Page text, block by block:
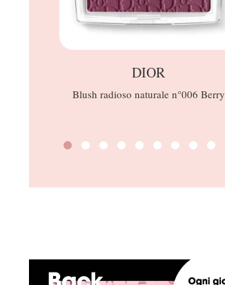
DIOR
Blush radioso naturale n°006 Berry